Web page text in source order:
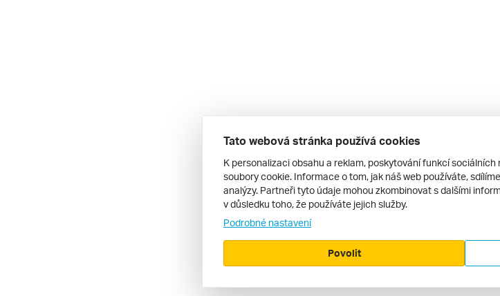
Tato webová stránka používá cookies
K personalizaci obsahu a reklam, poskytování funkcí
soubory cookie. Informace o tom, jak náš web používáte,
analýzy. Partneři tyto údaje mohou zkombinovat s dalšími
v důsledku toho, že používáte jejich služby.
Podrobné nastavení
Povolit